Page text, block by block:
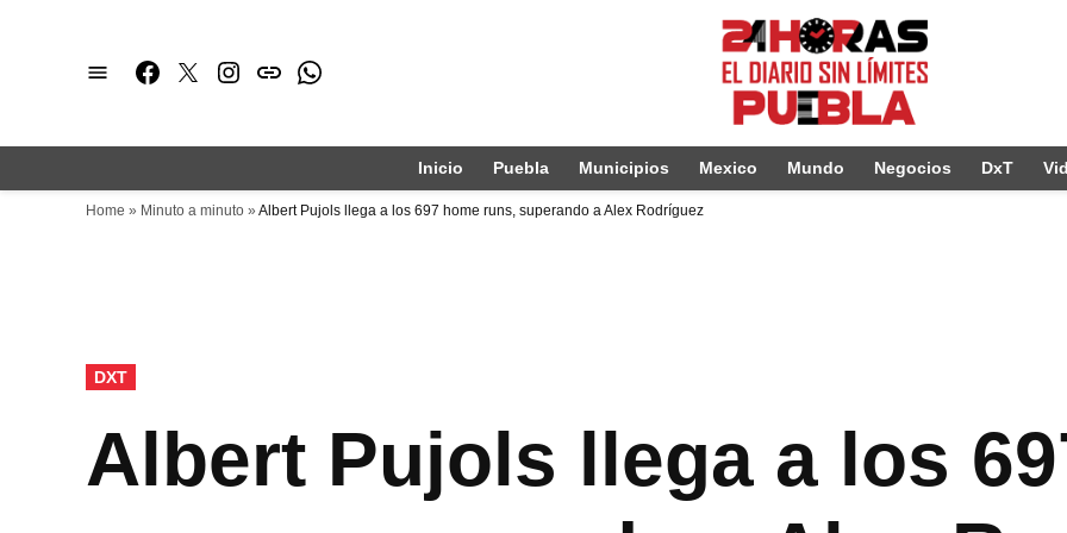
Facebook
TwitterInstagram
issuuWhatsapp
Inicio Puebla Municipios Mexico Mundo Negocios DxT
Home » Minuto a minuto » Albert Pujols llega a los 697 home runs, superando a Alex Rodríguez
PUBLICADO
EN
DXT
Albert Pujols llega a los